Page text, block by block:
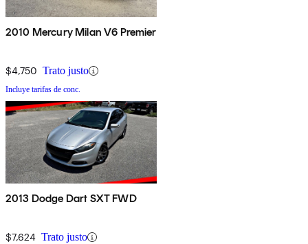
2010 Mercury Milan V6 Premier
$4,750 Trato justo
Incluye tarifas de conc.
2013 Dodge Dart SXT FWD
$7,624 Trato justo